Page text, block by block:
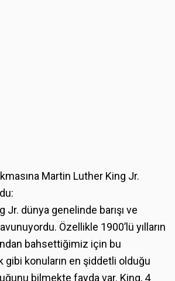
Martin Luther King Jr.
Jr. dünya genelinde barışı ve
Özellikle 1900’lü yılların
bahsettiğimiz için bu
gibi konuların en şiddetli olduğu
bilmekte fayda var. King, 4